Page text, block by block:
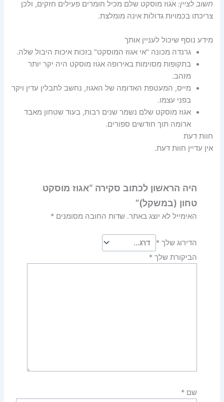
חשוב לציין: אגוז מוסקט שלם מכיל חומרים פעילים חזקים, ולכן
צריכתו בכמויות גדולות אינה מומלצת.
מידע נוסף שיכול לעניין אותך
גרנדה מכונה "אי אגוז המוסקט" בזכות איכות היבול שלה.
בתקופות מסוימות באירופה אגוז מוסקט היה יקר יותר
מזהב.
מייס, המעטפת האדומה של האגוז, נחשב לתבלין עדין ויקר
בפני עצמו.
אגוז מוסקט שלם נשמר שנים רבות, בעוד שטחון מאבד
ארומה תוך חודשים ספורים.
חוות דעת
אין עדיין חוות דעת.
היה הראשון לכתוב סקירה “אגוז מוסקט
טחון (במשקל)”
האימייל לא יוצג באתר. שדות החובה מסומנים *
הדירוג שלך *
הביקורת שלך *
שם *